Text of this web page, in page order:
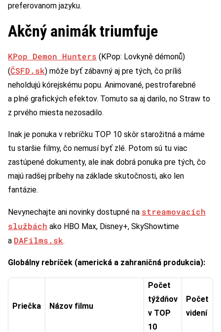
preferovanom jazyku.
Akčný animák triumfuje
KPop Demon Hunters (KPop: Lovkyně démonů)
(ČSFD.sk) môže byť zábavný aj pre tých, čo príliš
neholdujú kórejskému popu. Animované, pestrofarebné
a plné grafických efektov. Tomuto sa aj darilo, no Straw to
z prvého miesta nezosadilo.
Inak je ponuka v rebríčku TOP 10 skôr starožitná a máme
tu staršie filmy, čo nemusí byť zlé. Potom sú tu viac
zastúpené dokumenty, ale inak dobrá ponuka pre tých, čo
majú radšej príbehy na základe skutočnosti, ako len
fantázie.
Nevynechajte ani novinky dostupné na streamovacích
službách ako HBO Max, Disney+, SkyShowtime
a DAFilms.sk.
Globálny rebríček (americká a zahraničná produkcia):
Priečka Názov filmu
Počet
týždňov
v TOP
10
Počet
videní